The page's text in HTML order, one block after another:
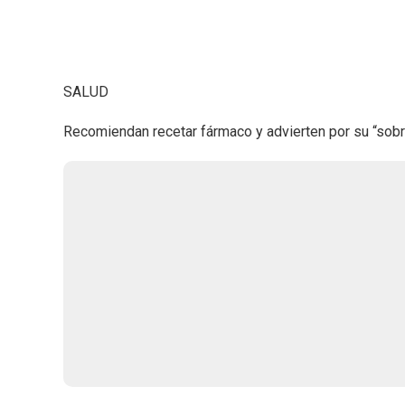
SALUD
Recomiendan recetar fármaco y advierten por su